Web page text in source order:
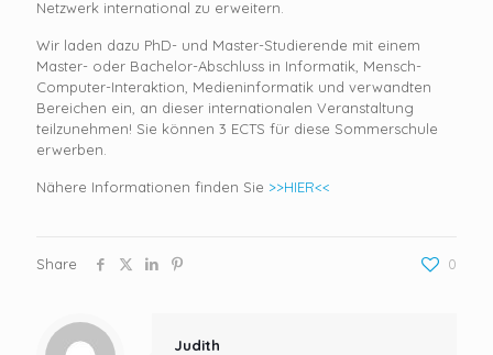
Netzwerk international zu erweitern.
Wir laden dazu PhD- und Master-Studierende mit einem
Master- oder Bachelor-Abschluss in Informatik, Mensch-
Computer-Interaktion, Medieninformatik und verwandten
Bereichen ein, an dieser internationalen Veranstaltung
teilzunehmen! Sie können 3 ECTS für diese Sommerschule
erwerben.
Nähere Informationen finden Sie >>HIER<<
Share 0
Judith